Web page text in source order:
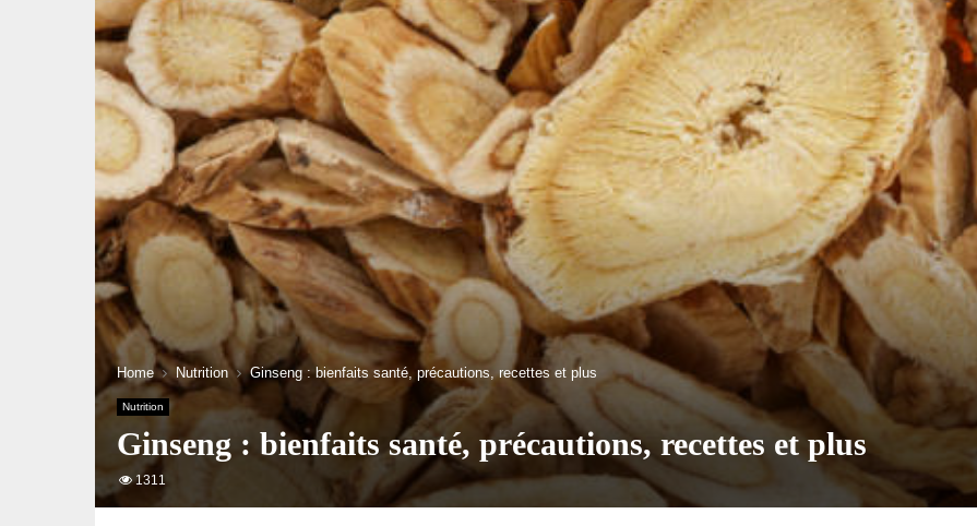
Home Nutrition Ginseng : bienfaits santé, précautions, recettes et plus
Nutrition
Ginseng : bienfaits santé, précautions, recettes et plus
1311